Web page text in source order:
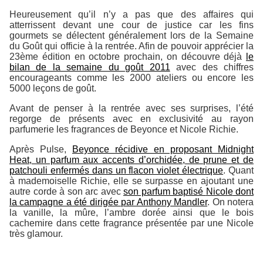
Heureusement qu’il n’y a pas que des affaires qui
atterrissent devant une cour de justice car les fins
gourmets se délectent généralement lors de la Semaine
du Goût qui officie à la rentrée. Afin de pouvoir apprécier la
23ème édition en octobre prochain, on découvre déjà
le
bilan de la semaine du goût 2011 avec des chiffres
encourageants comme les 2000 ateliers ou encore les
5000 leçons de goût.
Avant de penser à la rentrée avec ses surprises, l’été
regorge de présents avec en exclusivité au rayon
parfumerie les fragrances de Beyonce et Nicole Richie.
Après
Pulse, Beyonce récidive en proposant
Midnight
Heat, un parfum aux accents d’orchidée, de prune et de
patchouli enfermés dans un flacon violet électrique. Quant
à mademoiselle Richie, elle se surpasse en ajoutant une
autre corde à son arc avec son parfum baptisé Nicoledont
la campagne a été dirigée par Anthony Mandler. On notera
la vanille, la mûre, l’ambre dorée ainsi que le bois
cachemire dans cette fragrance présentée par une Nicole
très glamour.